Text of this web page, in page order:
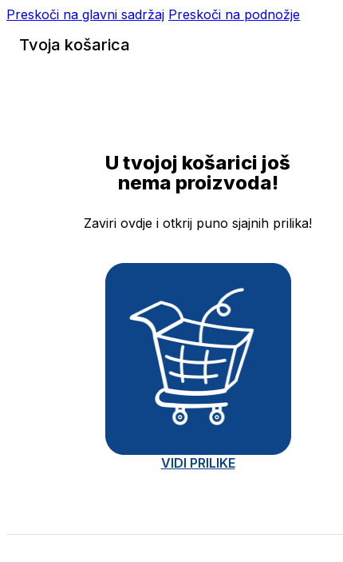
Preskoči na glavni sadržaj Preskoči na podnožje
Tvoja košarica
U tvojoj košarici još
nema proizvoda!
Zaviri ovdje i otkrij puno sjajnih prilika!
VIDI PRILIKE